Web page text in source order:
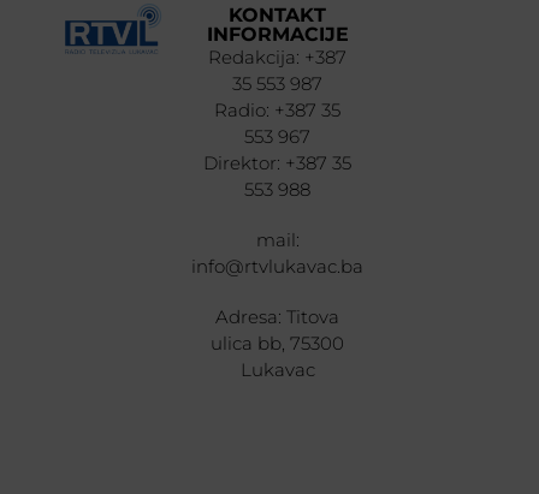
KONTAKT
INFORMACIJE
Redakcija: +387
35 553 987
Radio: +387 35
553 967
Direktor: +387 35
553 988
mail:
info@rtvlukavac.ba
Adresa: Titova
ulica bb, 75300
Lukavac